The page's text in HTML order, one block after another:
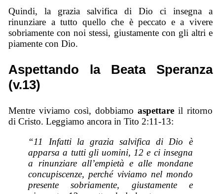
Quindi, la grazia salvifica di Dio ci insegna a
rinunziare a tutto quello che è peccato e a vivere
sobriamente con noi stessi, giustamente con gli altri e
piamente con Dio.
Aspettando la Beata Speranza
(v.13)
Mentre viviamo così, dobbiamo aspettareil ritorno
di Cristo. Leggiamo ancora in Tito 2:11-13:
“11 Infatti la grazia salvifica di Dio è
apparsa a tutti gli uomini, 12 e ci insegna
a rinunziare all’empietà e alle mondane
concupiscenze, perché viviamo nel mondo
presente sobriamente, giustamente e